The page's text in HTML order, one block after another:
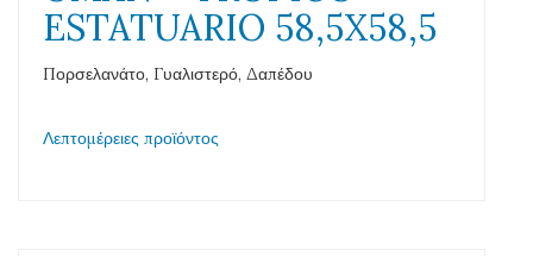
ESTATUARIO 58,5X58,5
Πορσελανάτο, Γυαλιστερό, Δαπέδου
Λεπτομέρειες προϊόντος